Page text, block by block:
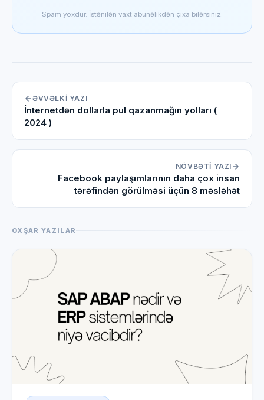
Spam yoxdur. İstənilən vaxt abunəlikdən çıxa bilərsiniz.
ƏVVƏLKI YAZI
İnternetdən dollarla pul qazanmağın yolları (
2024 )
NÖVBƏTI YAZI
Facebook paylaşımlarının daha çox insan
tərəfindən görülməsi üçün 8 məsləhət
OXŞAR YAZILAR